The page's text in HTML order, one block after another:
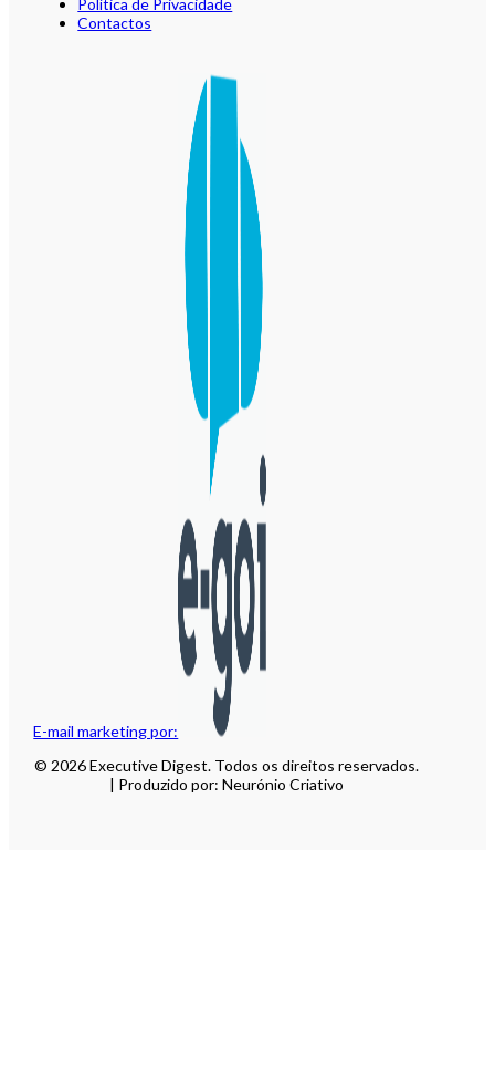
E-mail marketing por:
Política de Privacidade
Contactos
© 2026 Executive Digest. Todos os direitos reservados.
| Produzido por: Neurónio Criativo